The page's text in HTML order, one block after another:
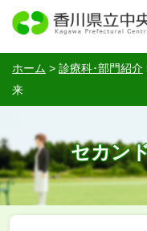
ホーム > 診療科･部門紹介
来
セカン